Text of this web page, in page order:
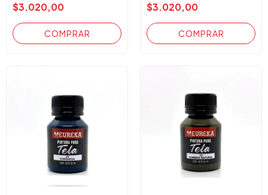
$3.020,00 $3.020,00